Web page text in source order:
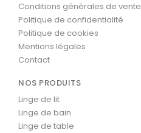
Conditions générales de vente
Politique de confidentialité
Politique de cookies
Mentions légales
Contact
NOS PRODUITS
Linge de lit
Linge de bain
Linge de table